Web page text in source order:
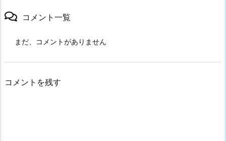
コメント一覧
まだ、コメントがありません
コメントを残す